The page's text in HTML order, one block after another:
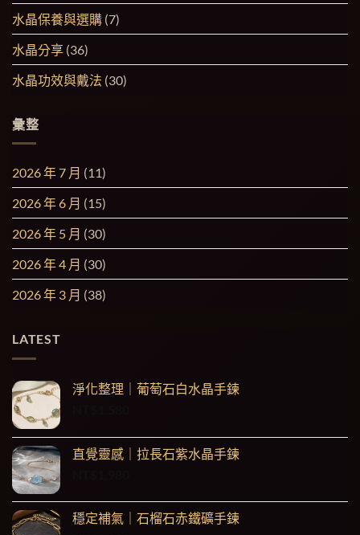
水晶保養與選購 (7)
水晶分享 (36)
水晶功效與戴法 (30)
彙整
2026 年 7 月 (11)
2026 年 6 月 (15)
2026 年 5 月 (30)
2026 年 4 月 (30)
2026 年 3 月 (38)
LATEST
淨化整理｜葡萄石白水晶手鍊
直覺靈感｜拉長石紫水晶手鍊
穩定補氣｜石榴石赤鐵礦手鍊